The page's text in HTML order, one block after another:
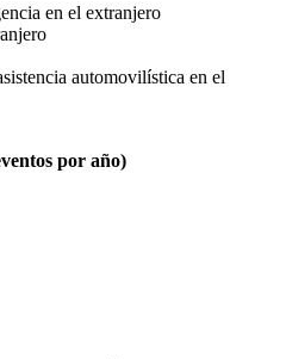
en el extranjero
automovilística en el
por año)